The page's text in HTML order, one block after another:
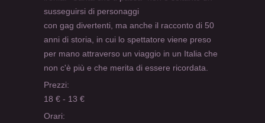
susseguirsi di personaggi
con gag divertenti, ma anche il racconto di 50
anni di storia, in cui lo spettatore viene preso
per mano attraverso un viaggio in un Italia che
non c'è più e che merita di essere ricordata.
Prezzi:
18 € - 13 €
Orari: